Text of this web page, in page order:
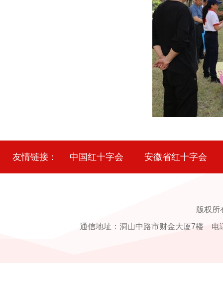
友情链接： 中国红十字会 安徽省红十字会
版权所
通信地址：洞山中路市财金大厦7楼